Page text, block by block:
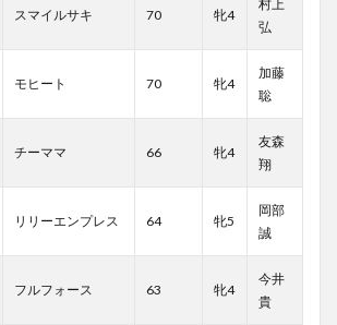
スマイルサキ 70 牝4
村上
弘
モヒート 70 牝4
加藤
聡
チーママ 66 牝4
友森
翔
リリーエンプレス 64 牝5
岡部
誠
フルフォース 63 牝4
今井
貴